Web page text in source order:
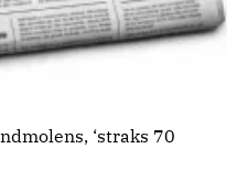
‘straks 70